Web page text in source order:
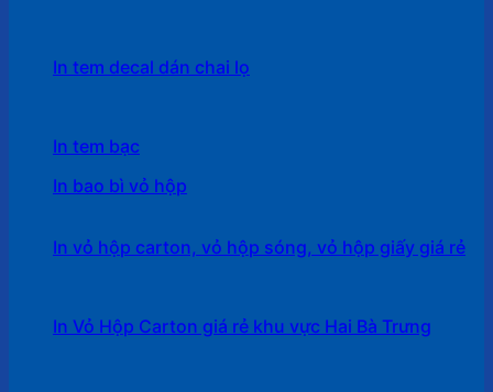
In tem decal dán chai lọ
In tem bạc
In bao bì vỏ hộp
In vỏ hộp carton, vỏ hộp sóng, vỏ hộp giấy giá rẻ
In Vỏ Hộp Carton giá rẻ khu vực Hai Bà Trưng